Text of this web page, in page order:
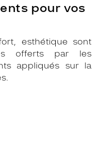
pour vos
esthétique sont
offerts par les
appliqués sur la